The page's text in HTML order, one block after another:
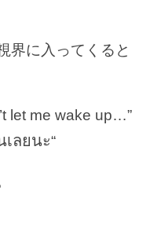
界に入ってくると
let me wake up…”
ลยนะ“